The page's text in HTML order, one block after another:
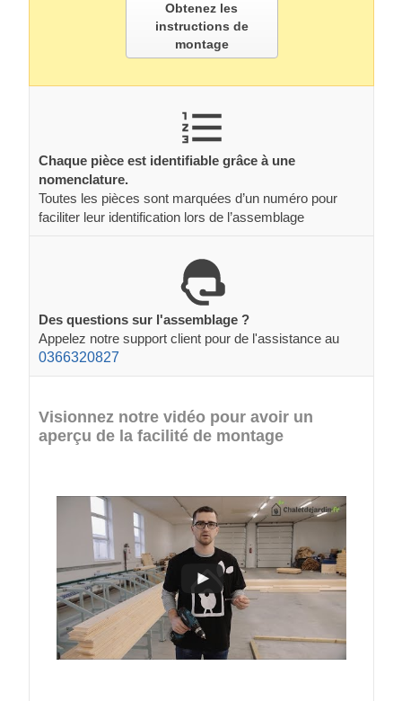
Obtenez les
instructions de
montage
Chaque pièce est identifiable grâce à une
nomenclature.
Toutes les pièces sont marquées d’un numéro pour
faciliter leur identification lors de l’assemblage
Des questions sur l'assemblage ?
Appelez notre support client pour de l'assistance au
0366320827
Visionnez notre vidéo pour avoir un
aperçu de la facilité de montage